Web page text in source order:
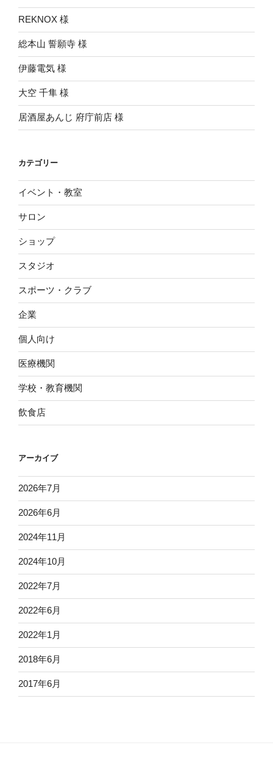
シ
ョ
ン
REKNOX 様
総本山 誓願寺 様
伊藤電気 様
大空 千隼 様
居酒屋あんじ 府庁前店 様
カテゴリー
イベント・教室
サロン
ショップ
スタジオ
スポーツ・クラブ
企業
個人向け
医療機関
学校・教育機関
飲食店
アーカイブ
2026年7月
2026年6月
2024年11月
2024年10月
2022年7月
2022年6月
2022年1月
2018年6月
2017年6月